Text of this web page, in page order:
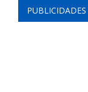
PUBLICIDADES